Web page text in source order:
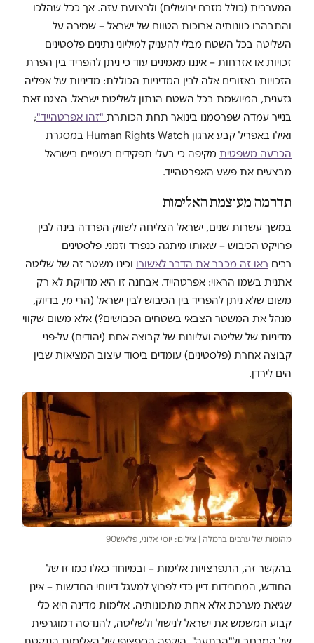
המערבית (כולל מזרח ירושלים) ולרצועת עזה. אך ככל שהלכו
והתבהרו כוונותיה ארוכות הטווח של ישראל – שמירה על
השליטה בכל השטח מבלי להעניק למיליוני נתינים פלסטינים
זכויות או אזרחות – איננו מאמינים עוד כי ניתן להפריד בין הפרת
הזכויות באזורים אלה לבין המדיניות הכוללת: מדיניות של אפליה
גזענית, המיושמת בכל השטח הנתון לשליטת ישראל. הצגנו זאת
בנייר עמדה שפרסמנו בינואר תחת הכותרת "זהו אפרטהייד";
ואילו באפריל קבע ארגון Human Rights Watch במסגרת
הכרעה משפטית מקיפה כי בעלי תפקידים רשמיים בישראל
מבצעים את פשע האפרטהייד.
תדהמה מעוצמת האלימות
במשך עשרות שנים, ישראל הצליחה לשווק הפרדה בינה לבין
פרויקט הכיבוש – שאותו מיתגה כנפרד וזמני. פלסטינים
רבים ראו זה מכבר את הדבר לאשורו וכינו משטר זה של שליטה
אתנית בשמו הראוי: אפרטהייד. אבחנה זו היא מדויקת לא רק
משום שלא ניתן להפריד בין הכיבוש לבין ישראל (הרי מי, בדיוק,
מנהל את המשטר הצבאי בשטחים הכבושים?) אלא משום שקווי
מדיניות של שליטה ועליונות של קבוצה אחת (יהודים) על-פני
קבוצה אחרת (פלסטינים) עומדים ביסוד עיצוב המציאות שבין
הים לירדן.
מהומות של ערבים ברמלה | צילום: יוסי אלוני, פלאש90
בהקשר זה, התפרצויות אלימות – ובמיוחד כאלו כמו זו של
החודש, המחרידות דיין כדי לפרוץ למעגל דיווחי החדשות – אינן
שגיאת מערכת אלא אחת מתכונותיה. אלימות מדינה היא כלי
קבוע המשמש את ישראל לנישול ולשליטה, להנדסה דמוגרפית